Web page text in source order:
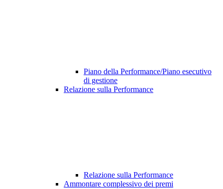
Piano della Performance/Piano esecutivo
di gestione
Relazione sulla Performance
Relazione sulla Performance
Ammontare complessivo dei premi